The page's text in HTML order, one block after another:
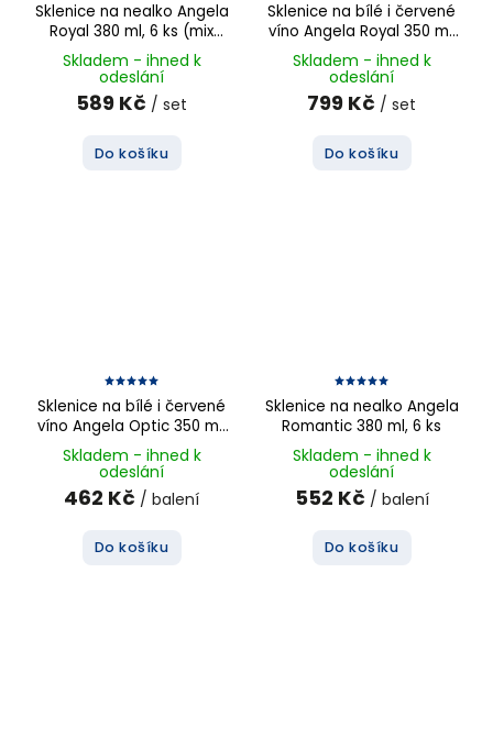
Sklenice na nealko Angela
Royal 380 ml, 6 ks (mix
dekorů)
Skladem - ihned k
odeslání
589 Kč / set
Do košíku
Sklenice na bílé i červené
víno Angela Royal 350 ml,
6 ks (mix dekorů)
Skladem - ihned k
odeslání
799 Kč / set
Do košíku
Sklenice na bílé i červené
víno Angela Optic 350 ml,
Skladem - ihned k
odeslání
462 Kč / balení
Do košíku
Sklenice na nealko Angela
Romantic 380 ml, 6 ks
Skladem - ihned k
odeslání
552 Kč / balení
Do košíku